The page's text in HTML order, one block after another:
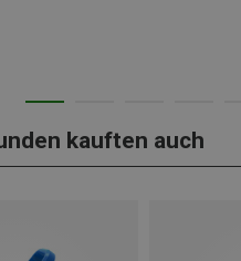
kauften auch